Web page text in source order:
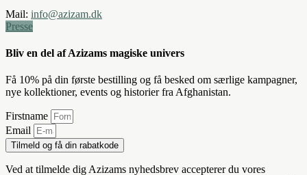
Mail: info@azizam.dk
Presse
Bliv en del af Azizams magiske univers
Få 10% på din første bestilling og få besked om særlige kampagner,
nye kollektioner, events og historier fra Afghanistan.
Firstname
Email
Tilmeld og få din rabatkode
Ved at tilmelde dig Azizams nyhedsbrev accepterer du vores